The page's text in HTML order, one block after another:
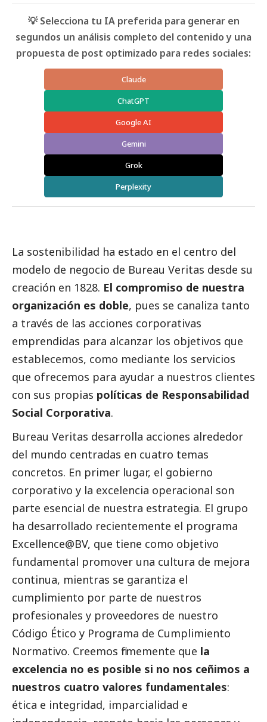
💡 Selecciona tu IA preferida para generar en
segundos un análisis completo del contenido y una
propuesta de post optimizado para redes sociales:
Claude
ChatGPT
Google AI
Gemini
Grok
Perplexity
La sostenibilidad ha estado en el centro del
modelo de negocio de Bureau Veritas desde su
creación en 1828. El compromiso de nuestra
organización es doble, pues se canaliza tanto
a través de las acciones corporativas
emprendidas para alcanzar los objetivos que
establecemos, como mediante los servicios
que ofrecemos para ayudar a nuestros clientes
con sus propias políticas de Responsabilidad
Social Corporativa.
Bureau Veritas desarrolla acciones alrededor
del mundo centradas en cuatro temas
concretos. En primer lugar, el gobierno
corporativo y la excelencia operacional son
parte esencial de nuestra estrategia. El grupo
ha desarrollado recientemente el programa
Excellence@BV, que tiene como objetivo
fundamental promover una cultura de mejora
continua, mientras se garantiza el
cumplimiento por parte de nuestros
profesionales y proveedores de nuestro
Código Ético y Programa de Cumplimiento
Normativo. Creemos firmemente que la
excelencia no es posible si no nos ceñimos a
nuestros cuatro valores fundamentales:
ética e integridad, imparcialidad e